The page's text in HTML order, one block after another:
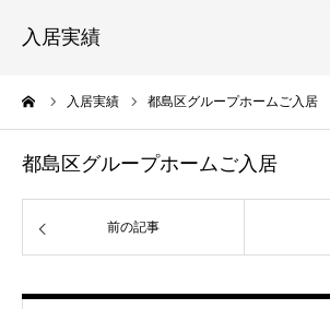
入居実績
入居実績 都島区グループホームご入居
都島区グループホームご入居
前の記事
お問い合わせ